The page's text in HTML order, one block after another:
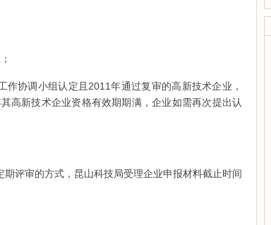
协调小组认定且2011年通过复审的高新技术企业，
高新技术企业资格有效期期满，企业如需再次提出认
评审的方式，昆山科技局受理企业申报材料截止时间